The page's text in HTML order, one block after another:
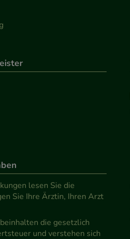
lesen Sie die
Sie Ihre Ärztin, Ihren Arzt
die gesetzlich
und verstehen sich